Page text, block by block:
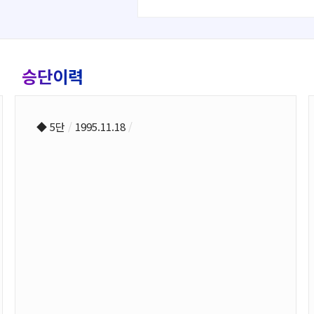
승단이력
◆ 5단 / 1995.11.18/